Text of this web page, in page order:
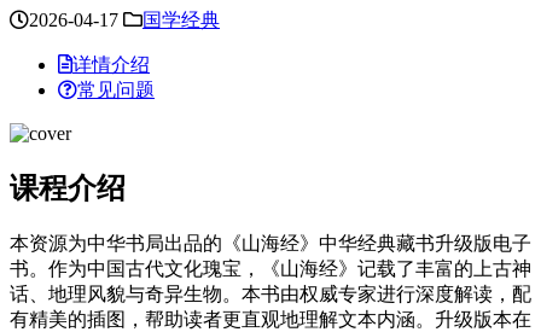
2026-04-17 国学经典
详情介绍
常见问题
课程介绍
本资源为中华书局出品的《山海经》中华经典藏书升级版电子
书。作为中国古代文化瑰宝，《山海经》记载了丰富的上古神
话、地理风貌与奇异生物。本书由权威专家进行深度解读，配
有精美的插图，帮助读者更直观地理解文本内涵。升级版本在